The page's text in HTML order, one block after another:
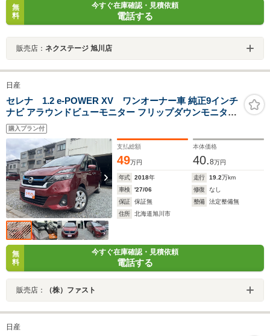
無
料
今すぐ在庫確認・見積依頼
電話する
販売店： ネクステージ 旭川店
日産
セレナ 1.2 e-POWER XV ワンオーナー車 純正9インチ
ナビ アラウンドビューモニター フリップダウンモニター
両側パワースライドドア ステアリング&シートヒーター
クルーズコントロール ETC ドライブレコーダー LEDヘッ
ドライト
購入プラン付
支払総額
49万円
本体価格
40.8万円
年式 2018年 走行 19.2万km
車検
'27/06 修復
なし
保証
保証無 整備
法定整備無
住所
北海道旭川市
無
料
今すぐ在庫確認・見積依頼
電話する
販売店： （株）ファスト
日産